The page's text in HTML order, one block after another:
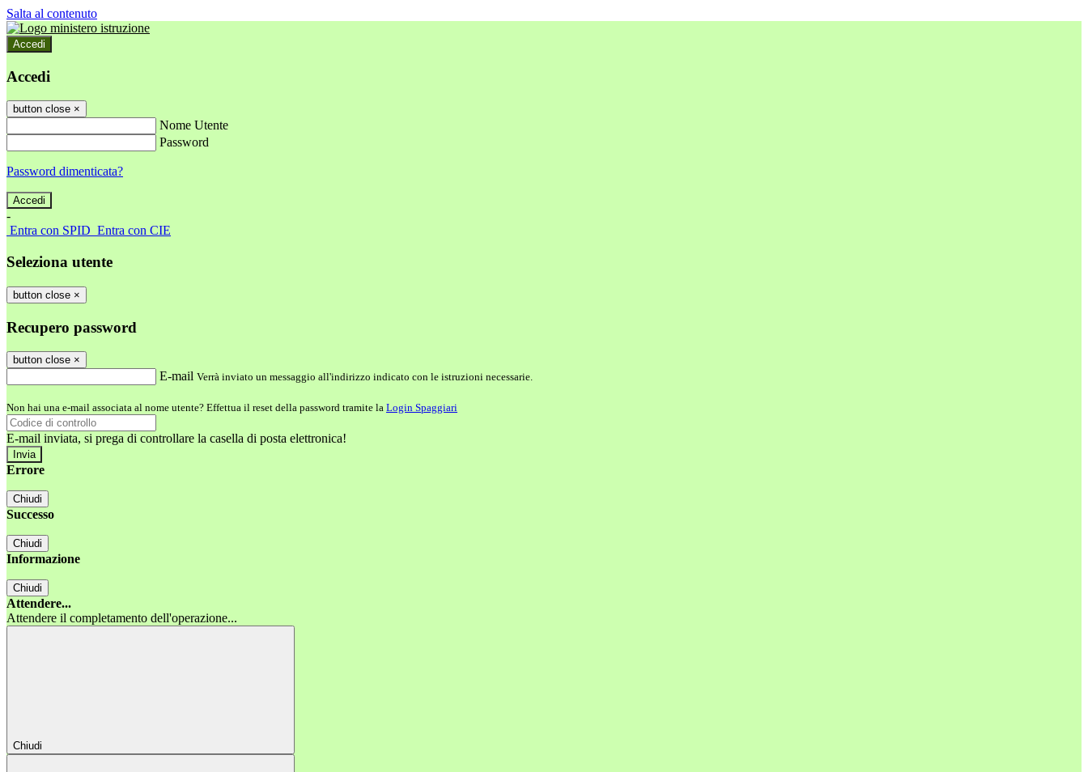
Salta al contenuto
Accedi
Accedi
button close ×
Nome Utente
Password
Password dimenticata?
-
Entra con SPID Entra con CIE
Seleziona utente
button close ×
Recupero password
button close ×
E-mail Verrà inviato un messaggio all'indirizzo indicato con le istruzioni necessarie.
Non hai una e-mail associata al nome utente? Effettua il reset della password tramite la Login Spaggiari
E-mail inviata, si prega di controllare la casella di posta elettronica!
Errore
Chiudi
Successo
Chiudi
Informazione
Chiudi
Attendere...
Attendere il completamento dell'operazione...
Chiudi